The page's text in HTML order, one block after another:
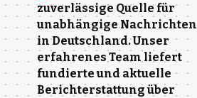
zuverlässige Quelle für
unabhängige Nachrichten
in Deutschland. Unser
erfahrenes Team liefert
fundierte und aktuelle
Berichterstattung über